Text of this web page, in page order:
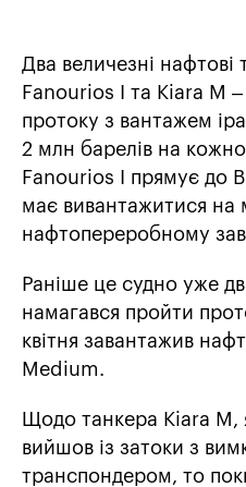
Два величезні нафтові
Fanourios I та Kiara M
протоку з вантажем
2 млн барелів на
Fanourios I прямує до
має вивантажитися на
нафтопереробному
Раніше це судно уже
намагався пройти
квітня завантажив
Medium.
Щодо танкера Kiara M,
вийшов із затоки з
транспондером, то